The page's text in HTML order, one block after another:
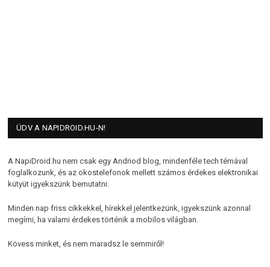
ÜDV A NAPIDROID.HU-N!
A NapiDroid.hu nem csak egy Andriod blog, mindenféle tech témával
foglalkozunk, és az okostelefonok mellett számos érdekes elektronikai
kütyüt igyekszünk bemutatni.
Minden nap friss cikkekkel, hírekkel jelentkezünk, igyekszünk azonnal
megírni, ha valami érdekes történik a mobilos világban.
Kövess minket, és nem maradsz le semmiről!